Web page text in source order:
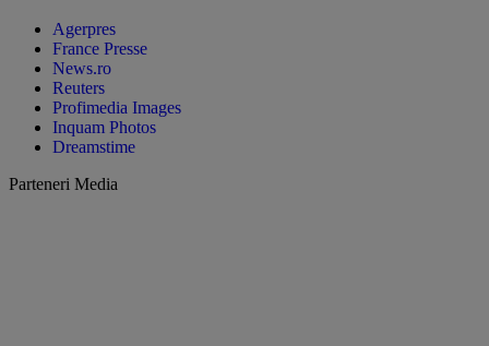
Agerpres
France Presse
News.ro
Reuters
Profimedia Images
Inquam Photos
Dreamstime
Parteneri Media